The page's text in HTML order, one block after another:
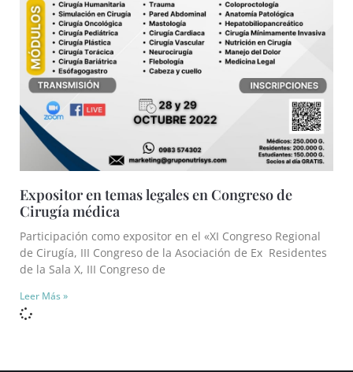
Expositor en temas legales en Congreso de
Cirugía médica
Participación como expositor en el «XI Congreso Regional
de Cirugía, III Congreso de la Asociación de Ex Residentes
de la Sala X, III Congreso de
Leer Más »